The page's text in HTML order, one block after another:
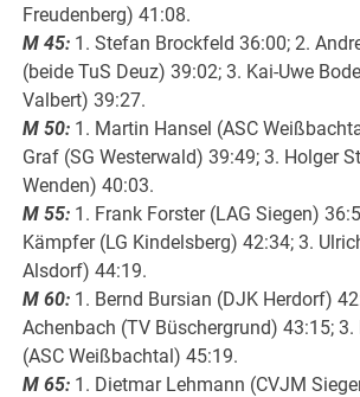
Freudenberg) 41:08.
M 45: 1. Stefan Brockfeld 36:00; 2.
(beide TuS Deuz) 39:02; 3. Kai-Uwe
Valbert) 39:27.
M 50: 1. Martin Hansel (ASC
Graf (SG Westerwald) 39:49; 3. Holger
Wenden) 40:03.
M 55: 1. Frank Forster (LAG Siegen)
Kämpfer (LG Kindelsberg) 42:34; 3.
Alsdorf) 44:19.
M 60: 1. Bernd Bursian (DJK Herdorf)
Achenbach (TV Büschergrund) 43:15; 3.
(ASC Weißbachtal) 45:19.
M 65: 1. Dietmar Lehmann (CVJM